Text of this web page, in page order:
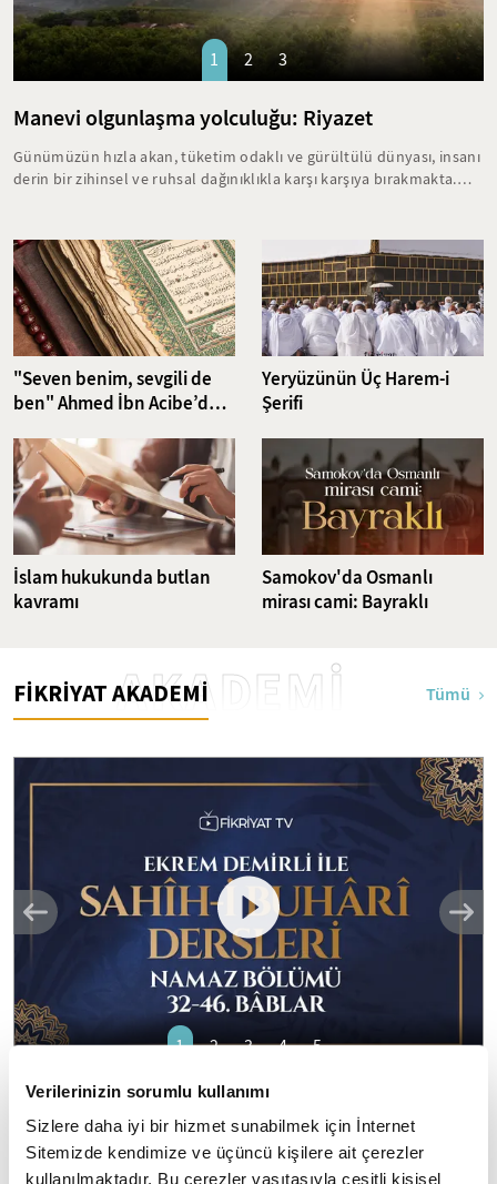
Verilerinizin sorumlu kullanımı
Sizlere daha iyi bir hizmet sunabilmek için İnternet
Sitemizde kendimize ve üçüncü kişilere ait çerezler
kullanılmaktadır. Bu çerezler vasıtasıyla çeşitli kişisel
Manevi olgunlaşma yolculuğu: Riyazet
Günümüzün hızla akan, tüketim odaklı ve gürültülü dünyası, insanı
derin bir zihinsel ve ruhsal dağınıklıkla karşı karşıya bırakmakta.
güncelliğini korumakta. Bu çalışma, klasikten günümüze uzanan
ruhsal disiplin yöntemlerini ve bu yöntemlerin günümüz
dünyasındaki karşılıklarını ele alıyor.
1 2 3
"Seven benim, sevgili de
ben" Ahmed İbn Acibe’den
Yeryüzünün Üç Harem-i
Şerifi
İslam hukukunda butlan
kavramı
Samokov'da Osmanlı
mirası cami: Bayraklı
FİKRİYAT AKADEMİAKADEMİ Tümü
Ekrem Demirli ile Sahih-i Buhari Dersleri:
Namaz Bölümü 32-46. Bâblar - 43. Bölüm
"el Camiu's Sahih": Eser daha çok "Sahihi Buhari" adıyla
1 2 3 4 5